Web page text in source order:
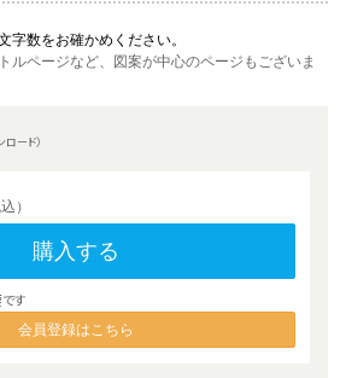
字数をお確かめください。
ルページなど、図案が中心のページもございま
ロード）
）
購入する
す
会員登録はこちら